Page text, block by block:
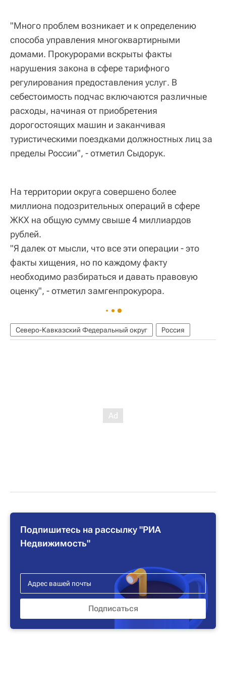
"Много проблем возникает и к определению
способа управления многоквартирными
домами. Прокурорами вскрыты факты
нарушения закона в сфере тарифного
регулирования предоставления услуг. В
себестоимость подчас включаются различные
расходы, начиная от приобретения
дорогостоящих машин и заканчивая
туристическими поездками должностных лиц за
пределы России", - отметил Сыдорук.
На территории округа совершено более
миллиона подозрительных операций в сфере
ЖКХ на общую сумму свыше 4 миллиардов
рублей.
"Я далек от мысли, что все эти операции - это
факты хищения, но по каждому факту
необходимо разбираться и давать правовую
оценку", - отметил замгенпрокурора.
Северо-Кавказский Федеральный округ Россия
Подпишитесь на рассылку "РИА
Недвижимость"